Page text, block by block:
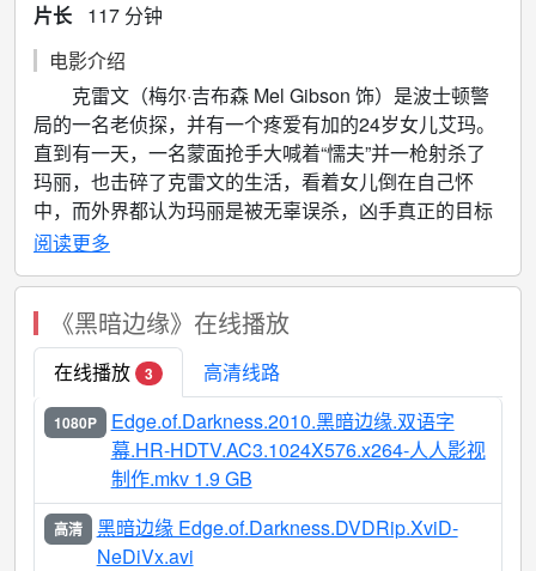
片长
117 分钟
电影介绍
克雷文（梅尔·吉布森 Mel Gibson 饰）是波士顿警
局的一名老侦探，并有一个疼爱有加的24岁女儿艾玛。
直到有一天，一名蒙面抢手大喊着“懦夫”并一枪射杀了
玛丽，也击碎了克雷文的生活，看着女儿倒在自己怀
中，而外界都认为玛丽是被无辜误杀，凶手真正的目标
其实是克雷文。然而当克雷文在玛丽的个人物品中发现
文开始一头扎进这个案子中，竭尽全力追查蛛丝马迹，
然而随着案情深入，他惊讶地发现背后牵涉到的内幕竟
然远涉核武器甚至整个政府内部的腐败，毛球越滚越
大，游走在黑暗边缘的克雷文深感无助，他的绵薄之力
还能否扫除阴霾，替爱女洗刷冤情？
本片翻拍自导演自己在1985年创作的BBC迷你剧
阅读更多
《黑暗边缘》在线播放
在线播放 3 高清线路
1080P
Edge.of.Darkness.2010.黑暗边缘.双语字
幕.HR-HDTV.AC3.1024X576.x264-人人影视
制作.mkv 1.9 GB
高清
黑暗边缘 Edge.of.Darkness.DVDRip.XviD-
NeDiVx.avi